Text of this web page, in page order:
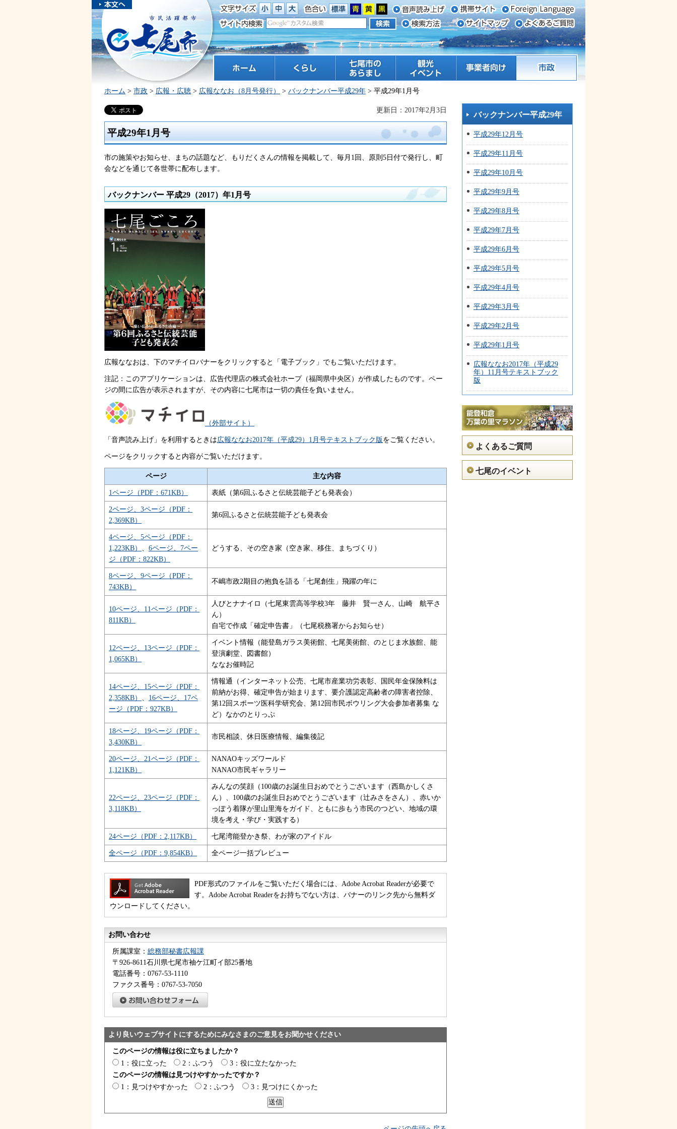
本文へスキ
ップしま
す。
市民活躍都市 七尾市
七尾市のあらまし 観光 イベント 市政
ホーム > 市政 > 広報・広聴 > 広報ななお（8月号発行） > バックナンバー平成29年 > 平成29年1月号
更新日：2017年2月3日
平成29年1月号
市の施策やお知らせ、まちの話題など、もりだくさんの情報を掲載して、毎月1回、原則5日付で発行し、町
会などを通じて各世帯に配布します。
バックナンバー 平成29（2017）年1月号
広報ななおは、下のマチイロバナーをクリックすると「電子ブック」でもご覧いただけます。
注記：このアプリケーションは、広告代理店の株式会社ホープ（福岡県中央区）が作成したものです。ペー
ジの間に広告が表示されますが、その内容に七尾市は一切の責任を負いません。
（外部サイト）
「音声読み上げ」を利用するときは広報ななお2017年（平成29）1月号テキストブック版 をご覧ください。
ページをクリックすると内容がご覧いただけます。
ページ 主な内容
1ページ（PDF：671KB） 表紙（第6回ふるさと伝統芸能子ども発表会）
2ページ、3ページ（PDF：
2,369KB）
第6回ふるさと伝統芸能子ども発表会
4ページ、5ページ（PDF：
1,223KB） 、 6ページ、7ペー
ジ（PDF：822KB）
どうする、その空き家（空き家、移住、まちづくり）
8ページ、9ページ（PDF：
743KB）
不嶋市政2期目の抱負を語る「七尾創生」飛躍の年に
10ページ、11ページ（PDF：
811KB）
人びとナナイロ（七尾東雲高等学校3年 藤井 賢一さん、山崎 航平さ
ん）
自宅で作成「確定申告書」（七尾税務署からお知らせ）
12ページ、13ページ（PDF：
1,065KB）
イベント情報（能登島ガラス美術館、七尾美術館、のとじま水族館、能
登演劇堂、図書館）
ななお催時記
14ページ、15ページ（PDF：
2,358KB） 、 16ページ、17ペ
ージ（PDF：927KB）
情報通（インターネット公売、七尾市産業功労表彰、国民年金保険料は
前納がお得、確定申告が始まります、要介護認定高齢者の障害者控除、
第12回スポーツ医科学研究会、第12回市民ボウリング大会参加者募集 な
ど）なかのとりっぷ
18ページ、19ページ（PDF：
3,430KB）
市民相談、休日医療情報、編集後記
20ページ、21ページ（PDF：
1,121KB）
NANAOキッズワールド
NANAO市民ギャラリー
22ページ、23ページ（PDF：
3,118KB）
みんなの笑顔（100歳のお誕生日おめでとうございます（西島かしくさ
ん）、100歳のお誕生日おめでとうございます（辻みさをさん）、赤いか
っぽう着隊が里山里海をガイド、ともに歩もう市民のつどい、地域の環
境を考え・学び・実践する）
24ページ（PDF：2,117KB） 七尾湾能登かき祭、わが家のアイドル
全ページ（PDF：9,854KB） 全ページ一括プレビュー
PDF形式のファイルをご覧いただく場合には、Adobe Acrobat Readerが必要で
す。Adobe Acrobat Readerをお持ちでない方は、バナーのリンク先から無料ダ
ウンロードしてください。
お問い合わせ
所属課室： 総務部秘書広報課
〒926-8611石川県七尾市袖ケ江町イ部25番地
電話番号：0767-53-1110
ファクス番号：0767-53-7050
より良いウェブサイトにするためにみなさまのご意見をお聞かせください
このページの情報は役に立ちましたか？
1：役に立った
2：ふつう
3：役に立たなかった
このページの情報は見つけやすかったですか？
1：見つけやすかった
2：ふつう 3：見つけにくかった
バックナンバー平成29年
平成29年12月号
平成29年11月号
平成29年10月号
平成29年9月号
平成29年8月号
平成29年7月号
平成29年6月号
平成29年5月号
平成29年4月号
平成29年3月号
平成29年2月号
平成29年1月号
広報ななお2017年（平成29
年）11月号テキストブック
版
よくあるご質問
七尾のイベント